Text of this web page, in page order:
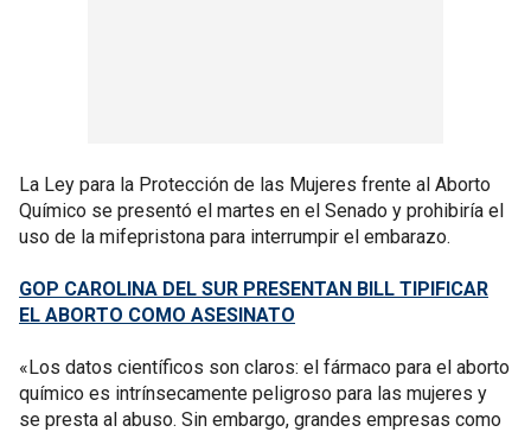
La Ley para la Protección de las Mujeres frente al Aborto
Químico se presentó el martes en el Senado y prohibiría el
uso de la mifepristona para interrumpir el embarazo.
GOP CAROLINA DEL SUR PRESENTAN BILL TIPIFICAR
EL ABORTO COMO ASESINATO
«Los datos científicos son claros: el fármaco para el aborto
químico es intrínsecamente peligroso para las mujeres y
se presta al abuso. Sin embargo, grandes empresas como